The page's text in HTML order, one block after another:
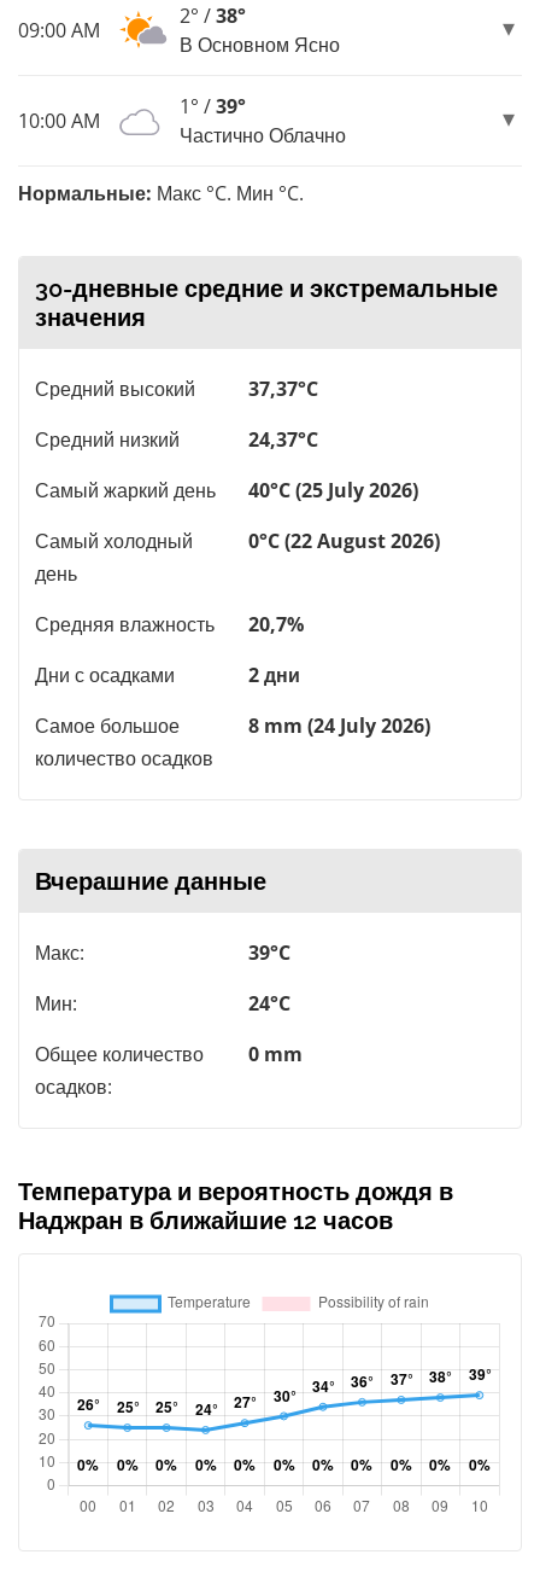
09:00 AM
2° /38°
В Основном Ясно
10:00 AM
1° /39°
Частично Облачно
Нормальные: Макс °C. Мин °C.
30-дневные средние и экстремальные
значения
Средний высокий
37,37°C
Средний низкий
24,37°C
Самый жаркий день
40°C (25 July 2026)
Самый холодный
день
0°C (22 August 2026)
Средняя влажность
20,7%
Дни с осадками
2 дни
Самое большое
количество осадков
8 mm (24 July 2026)
Вчерашние данные
Макс:
39°C
Мин:
24°C
Общее количество
осадков:
0 mm
Температура и вероятность дождя в
Наджран в ближайшие 12 часов